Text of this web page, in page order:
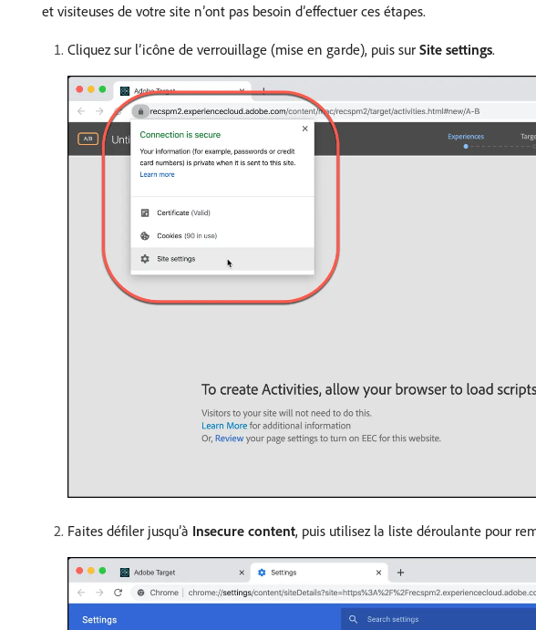
et visiteuses de votre site n’ont pas besoin d’effectuer ces étapes.
Cliquez sur l’icône de verrouillage (mise en garde), puis sur Site settings.
Faites défiler jusqu’à Insecure content, puis utilisez la liste déroulante pour